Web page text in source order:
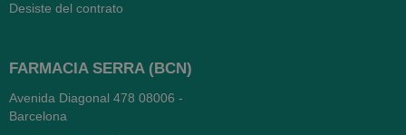
Desiste del contrato
FARMACIA SERRA (BCN)
Avenida Diagonal 478 08006 -
Barcelona